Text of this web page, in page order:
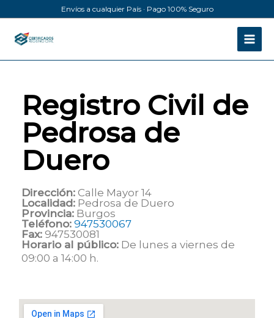
al
contenido
Envíos a cualquier País · Pago 100% Seguro
Registro Civil de
Pedrosa de
Duero
Dirección: Calle Mayor 14
Localidad: Pedrosa de Duero
Provincia: Burgos
Teléfono: 947530067
Fax: 947530081
Horario al público: De lunes a viernes de
09:00 a 14:00 h.